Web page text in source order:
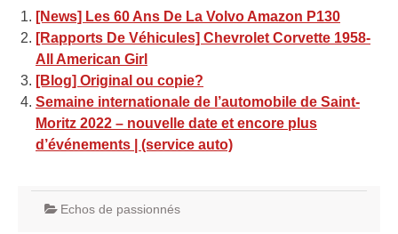
[News] Les 60 Ans De La Volvo Amazon P130
[Rapports De Véhicules] Chevrolet Corvette 1958-
All American Girl
[Blog] Original ou copie?
Semaine internationale de l’automobile de Saint-
Moritz 2022 – nouvelle date et encore plus
d’événements | (service auto)
Echos de passionnés